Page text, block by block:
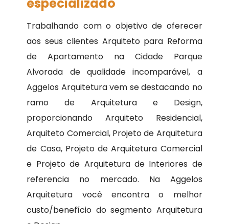
especializado
Trabalhando com o objetivo de oferecer
aos seus clientes Arquiteto para Reforma
de Apartamento na Cidade Parque
Alvorada de qualidade incomparável, a
Aggelos Arquitetura vem se destacando no
ramo de Arquitetura e Design,
proporcionando Arquiteto Residencial,
Arquiteto Comercial, Projeto de Arquitetura
de Casa, Projeto de Arquitetura Comercial
e Projeto de Arquitetura de Interiores de
referencia no mercado. Na Aggelos
Arquitetura você encontra o melhor
custo/benefício do segmento Arquitetura